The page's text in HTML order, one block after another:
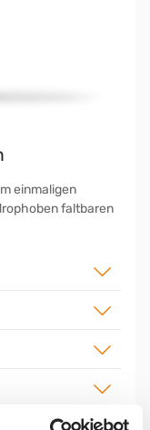
einmaligen
faltbaren